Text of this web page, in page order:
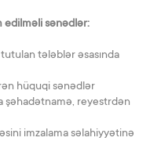
sənədlər:
tələblər əsasında
hüquqi sənədlər
şəhadətnamə, reyestrdən
imzalama səlahiyyətinə